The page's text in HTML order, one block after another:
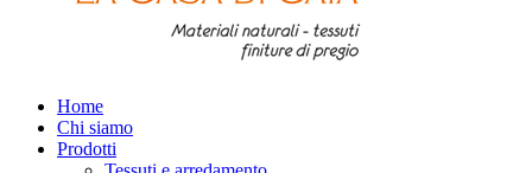
Home
Chi siamo
Prodotti